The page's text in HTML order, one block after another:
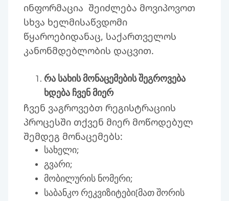
ინფორმაცია შეიძლება მოვიპოვოთ
სხვა ხელმისაწვდომი
წყაროებიდანაც, საქართველოს
კანონმდებლობის დაცვით.
რა სახის მონაცემების შეგროვება
ხდება ჩვენ მიერ
ჩვენ ვაგროვებთ რეგისტრაციის
პროცესში თქვენ მიერ მოწოდებულ
შემდეგ მონაცემებს:
სახელი;
გვარი;
მობილურის ნომერი;
საბანკო რეკვიზიტები[მათ შორის